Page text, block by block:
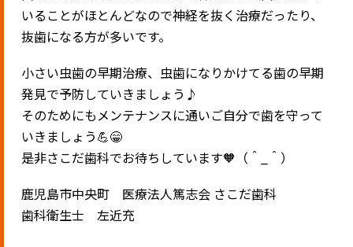
いることがほとんどなので神経を抜く治療だったり、
抜歯になる方が多いです。
小さい虫歯の早期治療、虫歯になりかけてる歯の早期
発見で予防していきましょう♪
そのためにもメンテナンスに通いご自分で歯を守って
いきましょう💪😁
是非さこだ歯科でお待ちしています🧡（＾_＾）
鹿児島市中央町 医療法人篤志会 さこだ歯科
歯科衛生士 左近充